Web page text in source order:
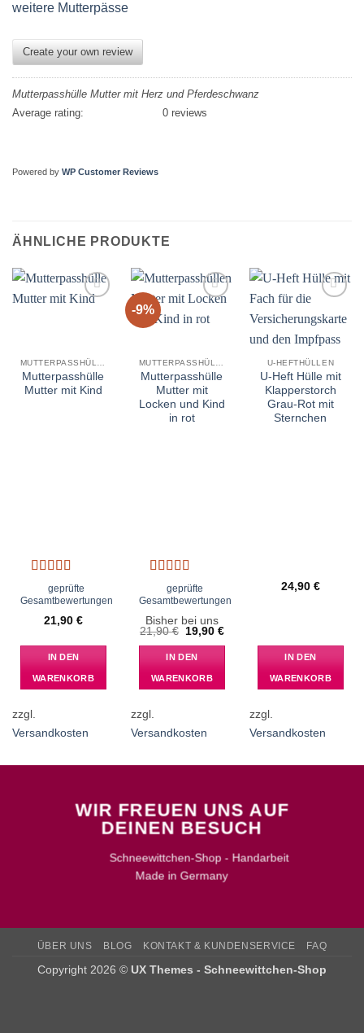
weitere Mutterpässe
Create your own review
Mutterpasshülle Mutter mit Herz und Pferdeschwanz
Average rating:
0 reviews
Powered by WP Customer Reviews
ÄHNLICHE PRODUKTE
Mutterpasshülle
Mutter mit Kind
Bewertet
mit5von 5
geprüfte
Gesamtbewertungen
21,90 €
IN DEN
WARENKORB
zzgl.
Versandkosten
-9%
wishlist
Mutterpasshülle
Mutter mit
Locken und Kind
in rot
Bewertet
mit5von 5
geprüfte
Gesamtbewertungen
Bisher bei uns
21,90€
Ursprünglicher
war:
21,90 €
19,90€Aktueller
IN DEN
WARENKORB
zzgl.
Versandkosten
wishlist
U-HEFTHÜLLEN
U-Heft Hülle mit
Klapperstorch
Grau-Rot mit
Sternchen
24,90 €
IN DEN
WARENKORB
zzgl.
Versandkosten
WIR FREUEN UNS AUF
DEINEN BESUCH
Schneewittchen-Shop - Handarbeit
Made in Germany
ÜBER UNS BLOG KONTAKT & KUNDENSERVICE FAQ
Copyright 2026 © UX Themes - Schneewittchen-Shop